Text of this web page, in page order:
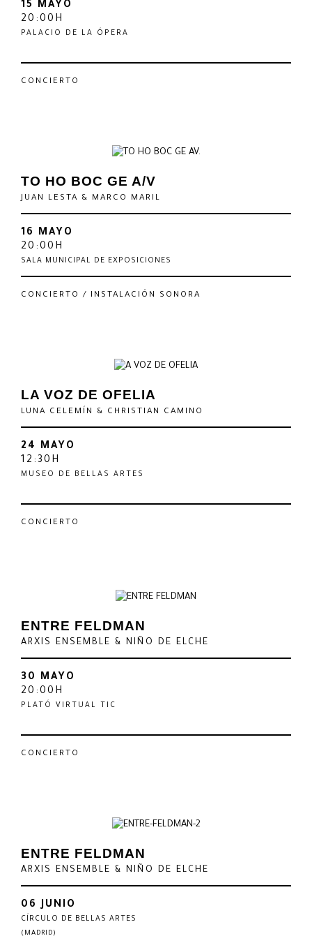
15 MAYO
20:00H
PALACIO DE LA ÓPERA
CONCIERTO
TO HO BOC GE A/V
JUAN LESTA & MARCO MARIL
16 MAYO
20:00H
SALA MUNICIPAL DE EXPOSICIONES
CONCIERTO / INSTALACIÓN SONORA
LA VOZ DE OFELIA
LUNA CELEMÍN & CHRISTIAN CAMINO
24 MAYO
12:30H
MUSEO DE BELLAS ARTES
CONCIERTO
ENTRE FELDMAN
ARXIS ENSEMBLE & NIÑO DE ELCHE
30 MAYO
20:00H
PLATÓ VIRTUAL TIC
CONCIERTO
ENTRE FELDMAN
ARXIS ENSEMBLE & NIÑO DE ELCHE
06 JUNIO
CÍRCULO DE BELLAS ARTES
(MADRID)